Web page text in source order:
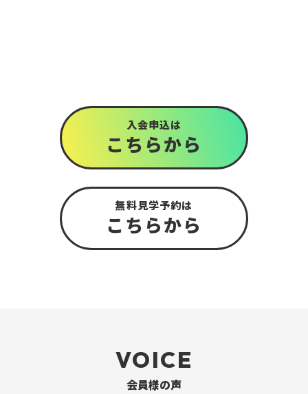
入会申込は
こちらから
無料見学予約は
こちらから
VOICE
会員様の声